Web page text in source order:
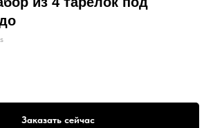
Заказать сейчас